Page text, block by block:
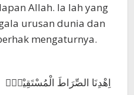
Allah. Ia lah yang
urusan dunia dan
mengaturnya.